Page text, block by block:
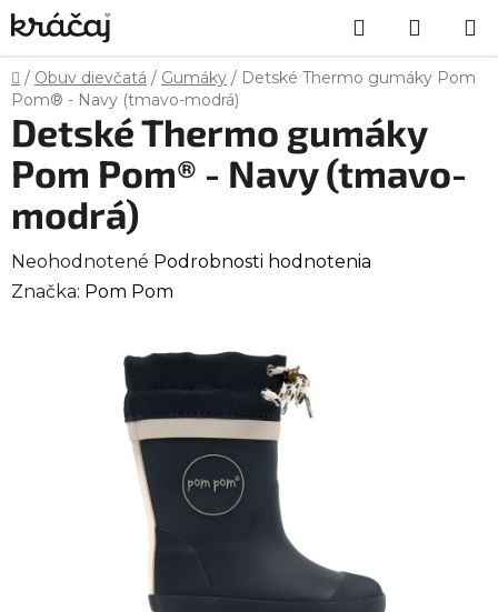
Prejsť
na
obsah
Hľadať
KOŠÍK
Domov
/ Obuv dievčatá / Gumáky / Detské Thermo gumáky Pom
Pom® - Navy (tmavo-modrá)
Detské Thermo gumáky
Pom Pom® - Navy (tmavo-
modrá)
Priemerné
hodnotenie
Neohodnotené Podrobnosti hodnotenia
Značka: Pom Pom